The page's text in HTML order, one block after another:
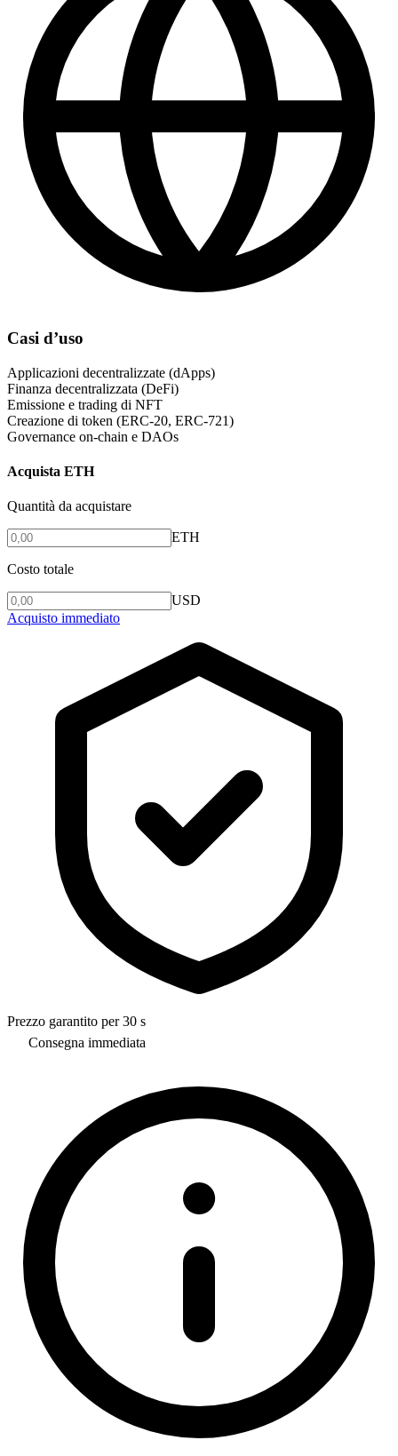
Casi d’uso
Applicazioni decentralizzate (dApps)
Finanza decentralizzata (DeFi)
Emissione e trading di NFT
Creazione di token (ERC-20, ERC-721)
Governance on-chain e DAOs
Acquista ETH
Quantità da acquistare
ETH
Costo totale
USD
Acquisto immediato
Prezzo garantito per 30 s
Consegna immediata